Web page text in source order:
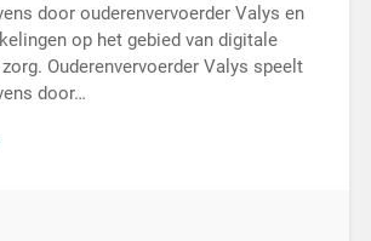
door ouderenvervoerder Valys en
op het gebied van digitale
Ouderenvervoerder Valys speelt
door…